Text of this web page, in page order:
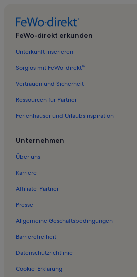
Ferienwohnungen in Barhöft
Ferienwohnungen in Wendisch Langendorf
Ferienwohnungen in Hohe Düne – Pramort
Ferienwohnungen in Ummanz
Ferienwohnungen in Grubnow
Ferienwohnungen in Bohlendorf
Ferienwohnungen in Vaschvitz
Ferienwohnungen in Schaprode
Ferienwohnungen in Neuenkirchen
FeWo-direkt erkunden
Unterkunft inserieren
Sorglos mit FeWo-direkt™
Vertrauen und Sicherheit
Ressourcen für Partner
Ferienhäuser und Urlaubsinspiration
Unternehmen
Über uns
Karriere
Affiliate-Partner
Presse
Allgemeine Geschäftsbedingungen
Barrierefreiheit
Datenschutzrichtlinie
Cookie-Erklärung